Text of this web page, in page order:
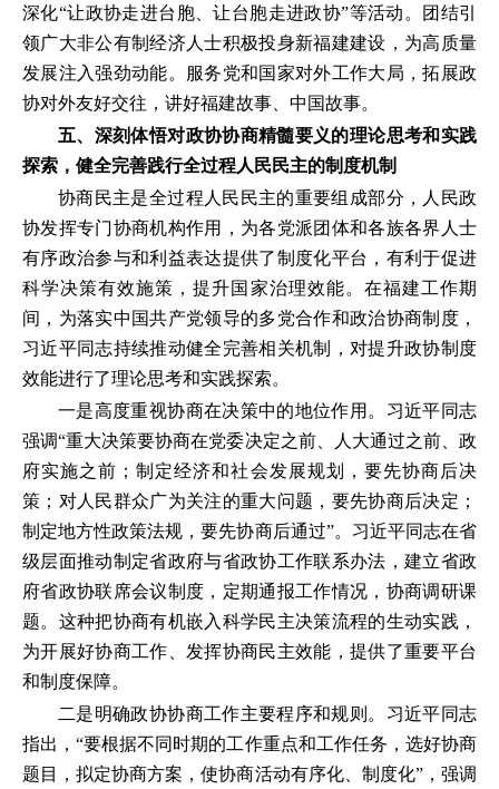
深化“让政协走进台胞、让台胞走进政协”等活动。团结引
领广大非公有制经济人士积极投身新福建建设，为高质量
发展注入强劲动能。服务党和国家对外工作大局，拓展政
协对外友好交往，讲好福建故事、中国故事。
五、深刻体悟对政协协商精髓要义的理论思考和实践
探索，健全完善践行全过程人民民主的制度机制
协商民主是全过程人民民主的重要组成部分，人民政
协发挥专门协商机构作用，为各党派团体和各族各界人士
有序政治参与和利益表达提供了制度化平台，有利于促进
科学决策有效施策，提升国家治理效能。在福建工作期
间，为落实中国共产党领导的多党合作和政治协商制度，
习近平同志持续推动健全完善相关机制，对提升政协制度
效能进行了理论思考和实践探索。
一是高度重视协商在决策中的地位作用。习近平同志
强调“重大决策要协商在党委决定之前、人大通过之前、政
府实施之前；制定经济和社会发展规划，要先协商后决
策；对人民群众广为关注的重大问题，要先协商后决定；
制定地方性政策法规，要先协商后通过”。习近平同志在省
级层面推动制定省政府与省政协工作联系办法，建立省政
府省政协联席会议制度，定期通报工作情况，协商调研课
题。这种把协商有机嵌入科学民主决策流程的生动实践，
为开展好协商工作、发挥协商民主效能，提供了重要平台
和制度保障。
二是明确政协协商工作主要程序和规则。习近平同志
指出，“要根据不同时期的工作重点和工作任务，选好协商
题目，拟定协商方案，使协商活动有序化、制度化”，强调